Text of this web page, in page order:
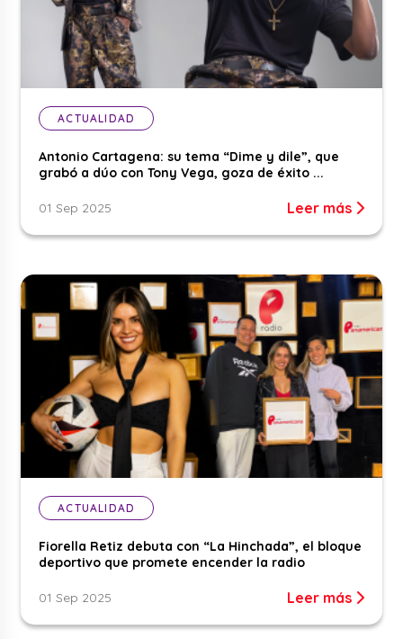
ACTUALIDAD
Antonio Cartagena: su tema “Dime y dile”, que
grabó a dúo con Tony Vega, goza de éxito ...
01 Sep 2025 Leer más
ACTUALIDAD
Fiorella Retiz debuta con “La Hinchada”, el bloque
deportivo que promete encender la radio
01 Sep 2025 Leer más